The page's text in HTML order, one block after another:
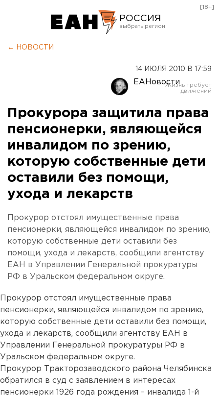
РОССИЯ
Оренбург
[18+]
← НОВОСТИ
14 ИЮЛЯ 2010 В 17:59
ЕАНовости
Прокурора защитила права
пенсионерки, являющейся
инвалидом по зрению,
которую собственные дети
оставили без помощи,
ухода и лекарств
Прокурор отстоял имущественные права
пенсионерки, являющейся инвалидом по зрению,
которую собственные дети оставили без
помощи, ухода и лекарств, сообщили агентству
ЕАН в Управлении Генеральной прокуратуры
РФ в Уральском федеральном округе.
Прокурор отстоял имущественные права
пенсионерки, являющейся инвалидом по зрению,
которую собственные дети оставили без помощи,
ухода и лекарств, сообщили агентству ЕАН в
Управлении Генеральной прокуратуры РФ в
Уральском федеральном округе.
Прокурор Тракторозаводского района Челябинска
обратился в суд с заявлением в интересах
пенсионерки 1926 года рождения – инвалида 1-й